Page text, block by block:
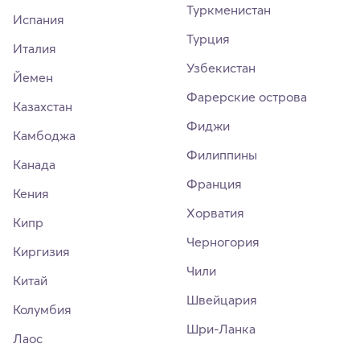
Испания
Италия
Йемен
Казахстан
Камбоджа
Канада
Кения
Кипр
Киргизия
Китай
Колумбия
Лаос
Туркменистан
Турция
Узбекистан
Фарерские острова
Фиджи
Филиппины
Франция
Хорватия
Черногория
Чили
Швейцария
Шри-Ланка